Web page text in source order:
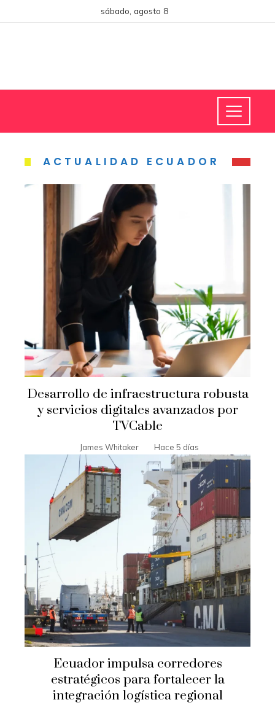
sábado, agosto 8
ACTUALIDAD ECUADOR
Desarrollo de infraestructura robusta
y servicios digitales avanzados por
TVCable
James Whitaker Hace 5 días
Ecuador impulsa corredores
estratégicos para fortalecer la
integración logística regional